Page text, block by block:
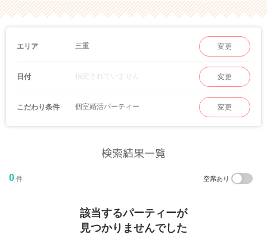
エリア 三重 変更
日付 指定されていません 変更
こだわり条件 個室婚活パーティー 変更
検索結果一覧
0 件 空席あり
該当するパーティーが
見つかりませんでした